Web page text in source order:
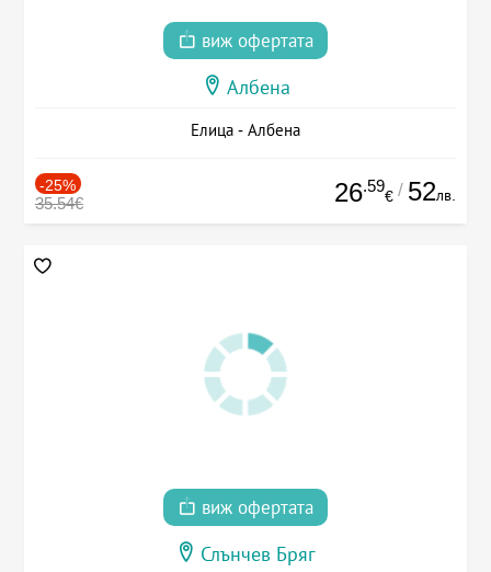
виж офертата
Албена
Елица - Албена
-25%
35.54€ 26.59
€ / 52лв.
виж офертата
Слънчев Бряг